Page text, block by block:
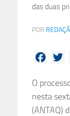
das duas
POR
O
nesta
(ANTAQ)